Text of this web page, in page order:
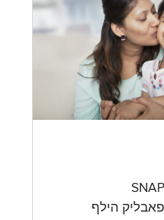
הילף